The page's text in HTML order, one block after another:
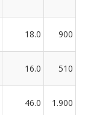
18.0 900
16.0 510
46.0 1.900